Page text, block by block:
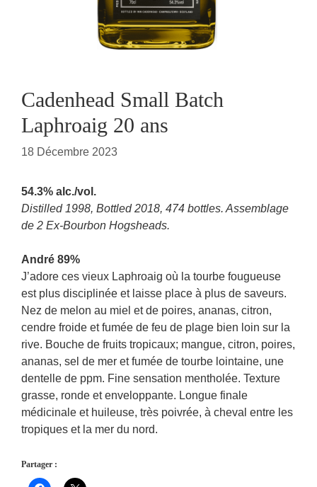
Cadenhead Small Batch
Laphroaig 20 ans
18 Décembre 2023
54.3% alc./vol.
Distilled 1998, Bottled 2018, 474 bottles. Assemblage
de 2 Ex-Bourbon Hogsheads.
André 89%
J’adore ces vieux Laphroaig où la tourbe fougueuse
est plus disciplinée et laisse place à plus de saveurs.
Nez de melon au miel et de poires, ananas, citron,
cendre froide et fumée de feu de plage bien loin sur la
rive. Bouche de fruits tropicaux; mangue, citron, poires,
ananas, sel de mer et fumée de tourbe lointaine, une
dentelle de ppm. Fine sensation mentholée. Texture
grasse, ronde et enveloppante. Longue finale
médicinale et huileuse, très poivrée, à cheval entre les
tropiques et la mer du nord.
Partager :